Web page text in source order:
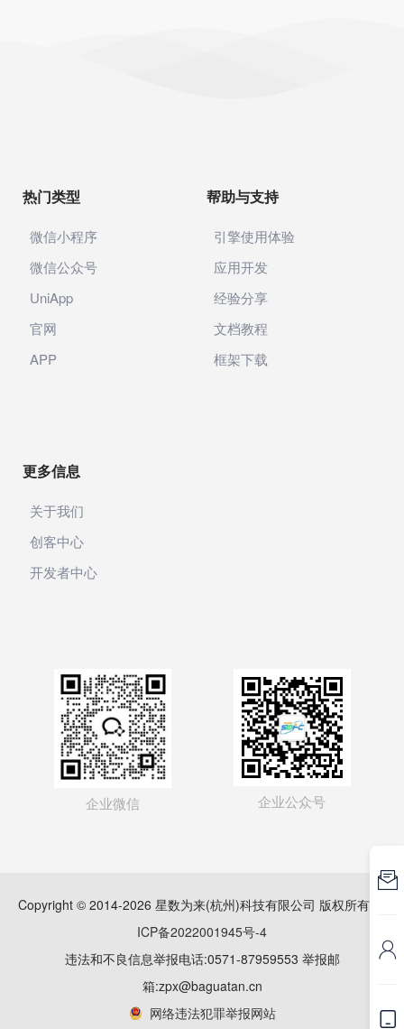
热门类型
微信小程序
微信公众号
UniApp
官网
APP
帮助与支持
引擎使用体验
应用开发
经验分享
文档教程
框架下载
更多信息
关于我们
创客中心
开发者中心
企业微信 企业公众号
Copyright © 2014-2026 星数为来(杭州)科技有限公司 版权所有
ICP备2022001945号-4
违法和不良信息举报电话:0571-87959553 举报邮
箱:zpx@baguatan.cn
网络违法犯罪举报网站


